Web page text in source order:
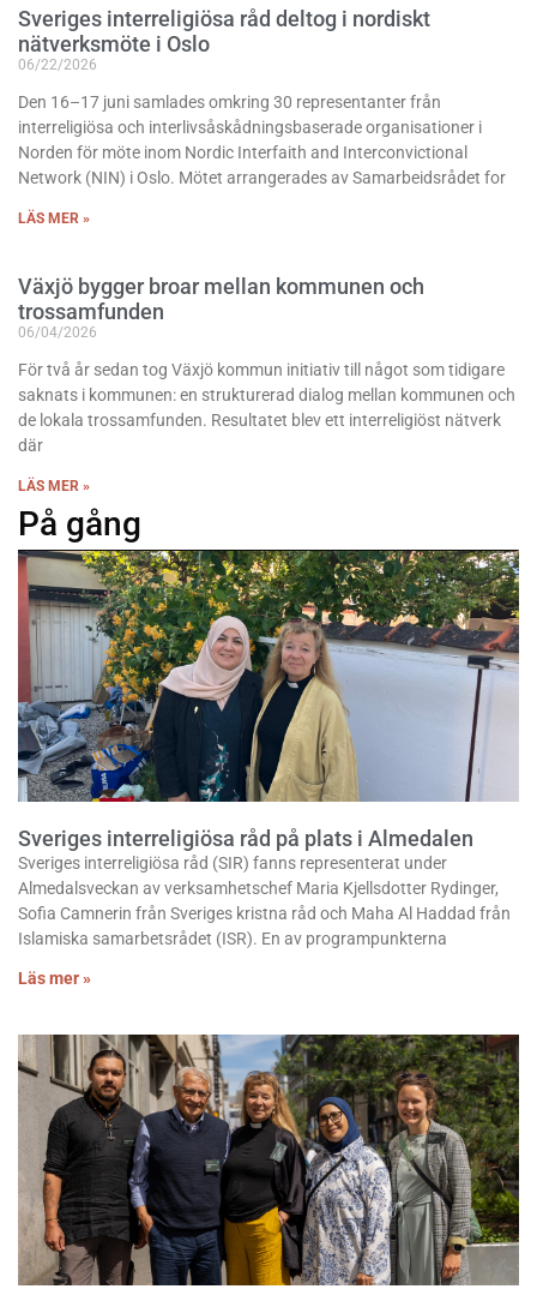
Sveriges interreligiösa råd deltog i nordiskt
nätverksmöte i Oslo
06/22/2026
Den 16–17 juni samlades omkring 30 representanter från
interreligiösa och interlivsåskådningsbaserade organisationer i
Norden för möte inom Nordic Interfaith and Interconvictional
Network (NIN) i Oslo. Mötet arrangerades av Samarbeidsrådet for
LÄS MER »
Växjö bygger broar mellan kommunen och
trossamfunden
06/04/2026
För två år sedan tog Växjö kommun initiativ till något som tidigare
saknats i kommunen: en strukturerad dialog mellan kommunen och
de lokala trossamfunden. Resultatet blev ett interreligiöst nätverk
där
LÄS MER »
På gång
Sveriges interreligiösa råd på plats i Almedalen
Sveriges interreligiösa råd (SIR) fanns representerat under
Almedalsveckan av verksamhetschef Maria Kjellsdotter Rydinger,
Sofia Camnerin från Sveriges kristna råd och Maha Al Haddad från
Islamiska samarbetsrådet (ISR). En av programpunkterna
Läs mer »